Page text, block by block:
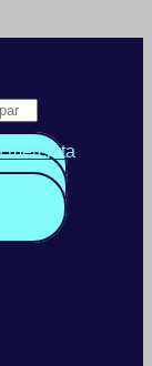
mercleta